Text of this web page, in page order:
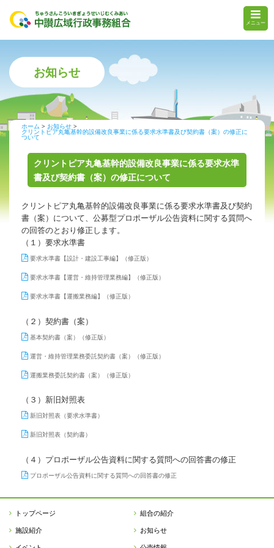
メニュー
お知らせ
ホーム お知らせ
クリントピア丸亀基幹的設備改良事業に係る要求水準書及び契約書（案）の修正に
ついて
クリントピア丸亀基幹的設備改良事業に係る要求水準
書及び契約書（案）の修正について
クリントピア丸亀基幹的設備改良事業に係る要求水準書及び契約
書（案）について、公募型プロポーザル公告資料に関する質問へ
の回答のとおり修正します。
（１）要求水準書
要求水準書【設計・建設工事編】（修正版）
要求水準書【運営・維持管理業務編】（修正版）
要求水準書【運搬業務編】（修正版）
（２）契約書（案）
基本契約書（案）（修正版）
運営・維持管理業務委託契約書（案）（修正版）
運搬業務委託契約書（案）（修正版）
（３）新旧対照表
新旧対照表（要求水準書）
新旧対照表（契約書）
（４）プロポーザル公告資料に関する質問への回答書の修正
プロポーザル公告資料に関する質問への回答書の修正
トップページ
組合の紹介
施設紹介
お知らせ